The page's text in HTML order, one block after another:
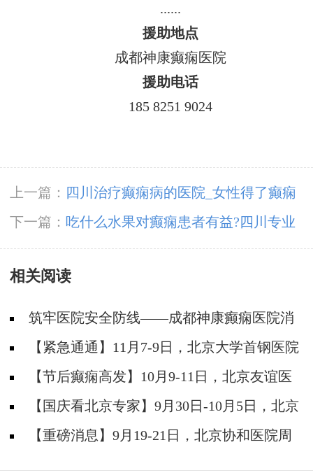
......
援助地点
成都神康癫痫医院
援助电话
185 8251 9024
上一篇： 四川治疗癫痫病的医院_女性得了癫痫
病应该如何治疗?
下一篇： 吃什么水果对癫痫患者有益?四川专业
癫痫病治疗医院回答!
相关阅读
筑牢医院安全防线——成都神康癫痫医院消
防安全培训纪实
【紧急通通】11月7-9日，北京大学首钢医院
神经内科胡颖教授亲临成都会诊，破解癫痫疑难
【节后癫痫高发】10月9-11日，北京友谊医
院陈葵博士免费会诊+治疗援助，破解癫痫难
题！
【国庆看北京专家】9月30日-10月5日，北京
天坛&首钢医院两大专家蓉城亲诊+癫痫大额救
【重磅消息】9月19-21日，北京协和医院周